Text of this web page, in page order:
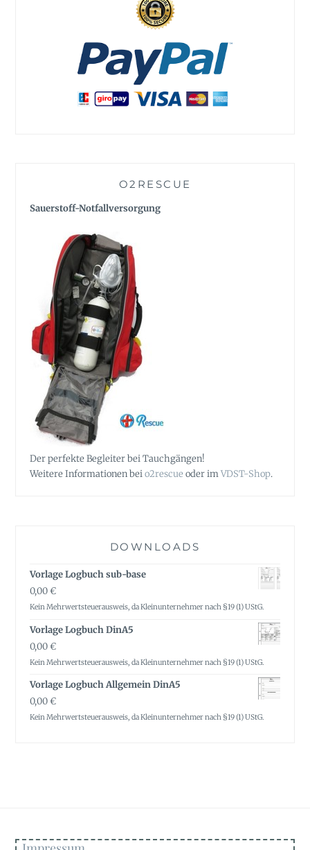
O2RESCUE
Sauerstoff-Notfallversorgung
Der perfekte Begleiter bei Tauchgängen!
Weitere Informationen beio2rescueoder imVDST-Shop.
DOWNLOADS
Vorlage Logbuch sub-base
0,00€
Kein Mehrwertsteuerausweis, da Kleinunternehmer nach §19 (1) UStG.
Vorlage Logbuch DinA5
0,00€
Kein Mehrwertsteuerausweis, da Kleinunternehmer nach §19 (1) UStG.
Vorlage Logbuch Allgemein DinA5
0,00€
Kein Mehrwertsteuerausweis, da Kleinunternehmer nach §19 (1) UStG.